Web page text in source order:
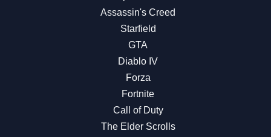
Assassin's Creed
Starfield
GTA
Diablo IV
Forza
Fortnite
Call of Duty
The Elder Scrolls